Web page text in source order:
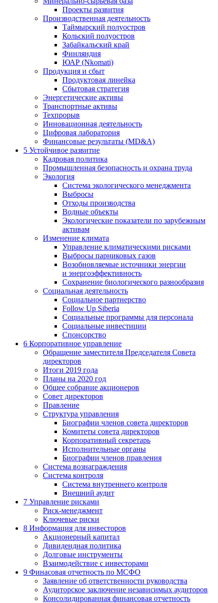
Проекты развития
Производственная деятельность
Таймырский полуостров
Кольский полуостров
Забайкальский край
Финляндия
ЮАР (Nkomati)
Продукция и сбыт
Продуктовая линейка
Сбытовая стратегия
Энергетические активы
Транспортные активы
Техпрорыв
Инновационная деятельность
Цифровая лаборатория
Финансовые результаты (MD&A)
5 Устойчивое развитие
Кадровая политика
Промышленная безопасность и охрана труда
Экология
Система экологического менеджмента
Выбросы
Отходы производства
Водные объекты
Экологические показатели по зарубежным
активам
Изменение климата
Управление климатическими рисками
Выбросы парниковых газов
Возобновляемые источники энергии
и энергоэффективность
Сохранение биологического разнообразия
Социальная деятельность
Социальное партнерство
Follow Up Siberia
Социальные программы для персонала
Социальные инвестиции
Спонсорство
6 Корпоративное управление
Обращение заместителя Председателя Совета
директоров
Итоги 2019 года
Планы на 2020 год
Общее собрание акционеров
Совет директоров
Правление
Структура управления
Биографии членов совета директоров
Комитеты совета директоров
Корпоративный секретарь
Исполнительные органы
Биографии членов правления
Система вознаграждения
Система контроля
Система внутреннего контроля
Внешний аудит
7 Управление рисками
Риск-менеджмент
Ключевые риски
8 Информация для инвесторов
Акционерный капитал
Дивидендная политика
Долговые инструменты
Взаимодействие с инвеcторами
9 Финасовая отчетность по МСФО
Заявление об ответственности руководства
Аудиторское заключение независимых аудиторов
Консолидированная финансовая отчетность